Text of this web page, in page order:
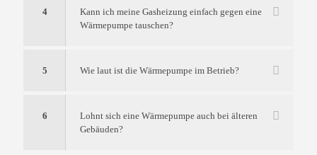
4
Kann ich meine Gasheizung einfach gegen eine
Wärmepumpe tauschen?
5 Wie laut ist die Wärmepumpe im Betrieb?
6
Lohnt sich eine Wärmepumpe auch bei älteren
Gebäuden?